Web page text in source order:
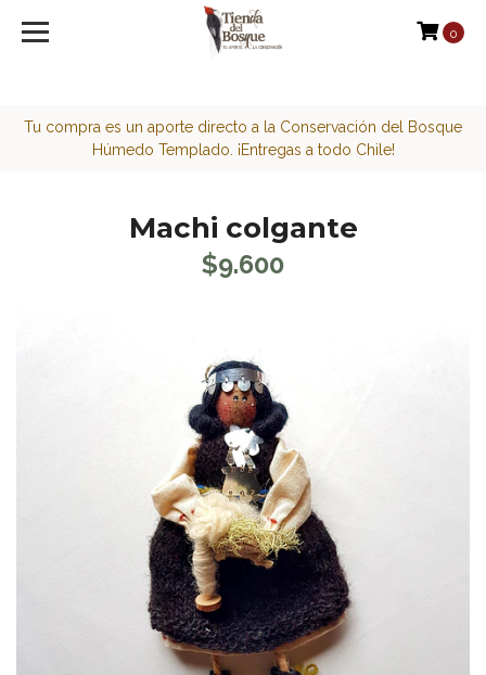
<script>function loadScript(a){var
Tu compra es un aporte directo a la Conservación del Bosque
Húmedo Templado. ¡Entregas a todo Chile!
0
Machi colgante
$9.600